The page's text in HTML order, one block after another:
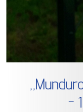
-